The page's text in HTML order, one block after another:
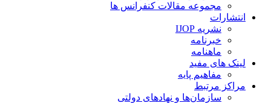
مجموعه مقالات کنفرانس ها
انتشارات
نشریه IJOP
خبرنامه
ماهنامه
لینک های مفید
مفاهیم پایه
مراکز مرتبط
سازمان‌ها و نهادهای دولتی